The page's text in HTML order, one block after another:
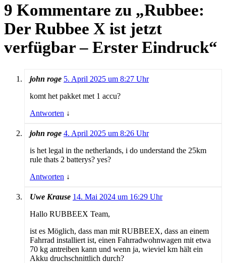
9 Kommentare zu „Rubbee:
Der Rubbee X ist jetzt
verfügbar – Erster Eindruck“
john roge 5. April 2025 um 8:27 Uhr
komt het pakket met 1 accu?
Antworten ↓
john roge 4. April 2025 um 8:26 Uhr
is het legal in the netherlands, i do understand the 25km
rule thats 2 batterys? yes?
Antworten ↓
Uwe Krause 14. Mai 2024 um 16:29 Uhr
Hallo RUBBEEX Team,
ist es Möglich, dass man mit RUBBEEX, dass an einem
Fahrrad installiert ist, einen Fahrradwohnwagen mit etwa
70 kg antreiben kann und wenn ja, wieviel km hält ein
Akku druchschnittlich durch?